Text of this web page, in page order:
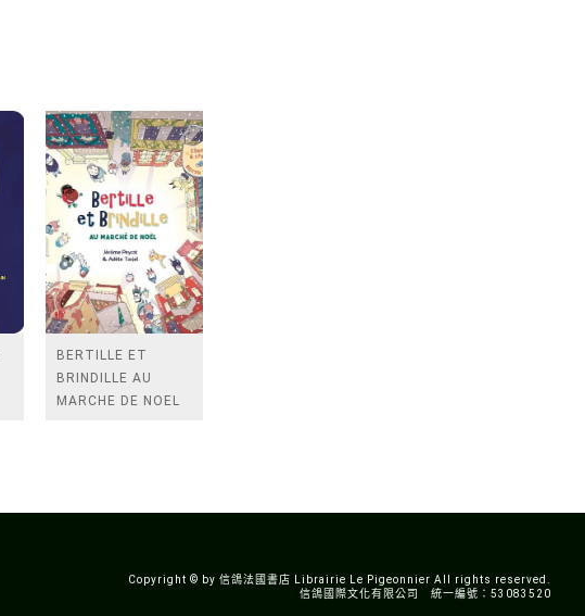
BERTILLE ET
BRINDILLE AU
MARCHE DE NOEL
Copyright © by 信鴿法國書店 Librairie Le Pigeonnier All rights reserved.
信鴿國際文化有限公司 統一編號：53083520